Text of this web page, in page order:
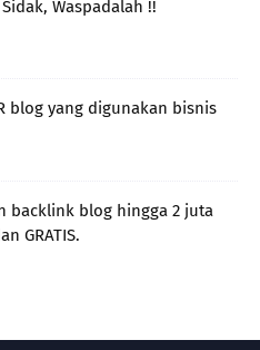
Waspadalah !!
blog yang digunakan bisnis
backlink blog hingga 2 juta
GRATIS.